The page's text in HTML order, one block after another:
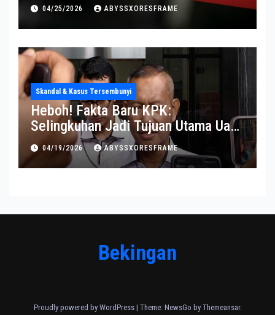
04/25/2026 ABYSSXORESFRAME
Skandal & Kasus Tersembunyi
Heboh! Fakta Baru KPK:
Selingkuhan Jadi Tujuan Utama Uang
Korupsi
04/19/2026 ABYSSXORESFRAME
Bekingan
Proudly powered by WordPress | Theme: NewsGo by Themeansar.